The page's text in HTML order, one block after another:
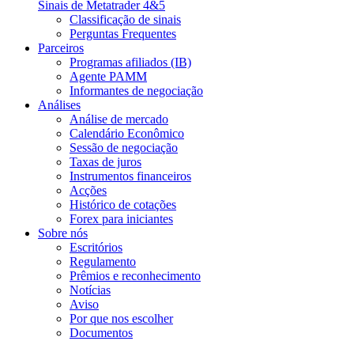
Sinais de Metatrader 4&5
Classificação de sinais
Perguntas Frequentes
Parceiros
Programas afiliados (IB)
Agente PAMM
Informantes de negociação
Análises
Análise de mercado
Calendário Econômico
Sessão de negociação
Taxas de juros
Instrumentos financeiros
Acções
Histórico de cotações
Forex para iniciantes
Sobre nós
Escritórios
Regulamento
Prêmios e reconhecimento
Notícias
Aviso
Por que nos escolher
Documentos